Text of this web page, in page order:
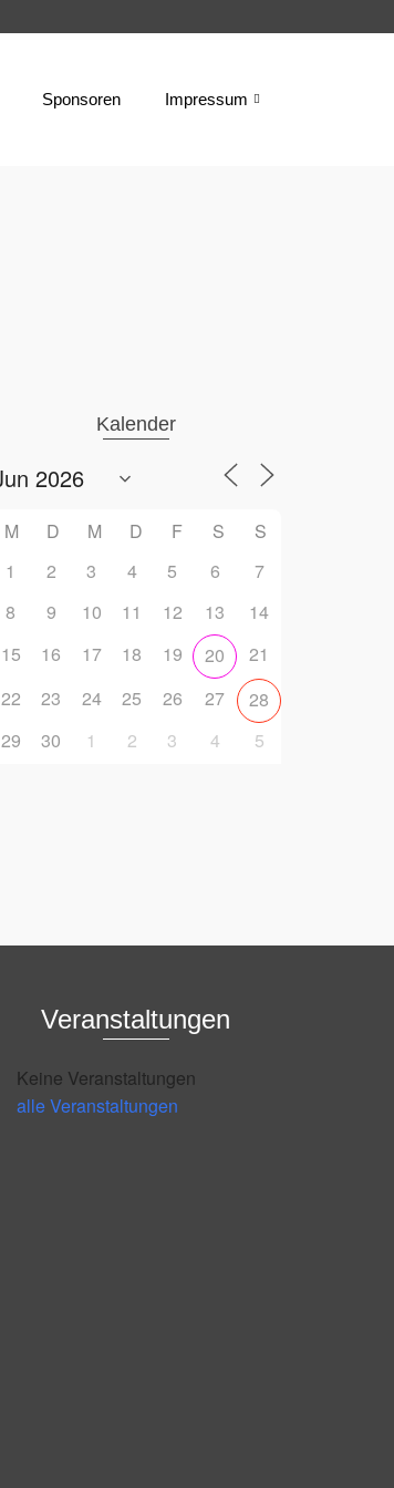
Sponsoren Impressum
Kalender
M D M D F S
S
1
2 3 4 5 6
7
8
9 10 11 12 13
14
15
16 17 18 19 20
21
22
23 24 25 26 27
28
29
30 1 2 3 4 5
Veranstaltungen
Keine Veranstaltungen
alle Veranstaltungen